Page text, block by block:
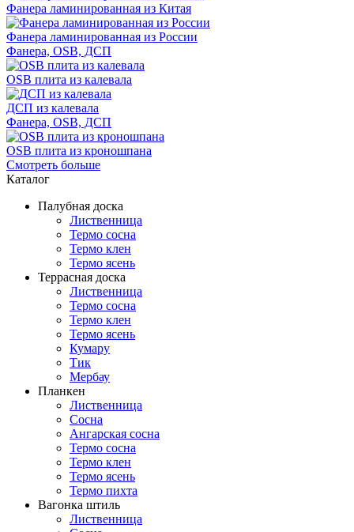
Фанера ламинированная из Китая
Фанера ламинированная из России
Фанера, OSB, ДСП
OSB плита из калевала
ДСП из калевала
Фанера, OSB, ДСП
OSB плита из кроношпана
Смотреть больше
Каталог
Палубная доска
Лиственница
Термо сосна
Термо клен
Термо ясень
Террасная доска
Лиственница
Термо сосна
Термо клен
Термо ясень
Кумару
Тик
Мербау
Планкен
Лиственница
Сосна
Ангарская сосна
Термо сосна
Термо клен
Термо ясень
Термо пихта
Вагонка штиль
Лиственница